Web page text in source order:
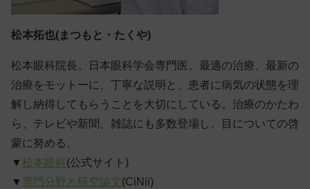
松本拓也(まつもと・たくや)
松本眼科院長。日本眼科学会専門医。最適の治療、最新の
治療をモットーに、丁寧な説明と、患者に病気の状態を理
解し納得してもらうことを大切にしている。治療のかたわ
ら、テレビや新聞、雑誌にも多数登場し、目についての啓
蒙に努める。
▼ 松本眼科(公式サイト)
▼ 専門分野と研究論文(CiNii)